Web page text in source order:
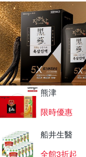
熊津
限時優惠
船井生醫
全館3折起